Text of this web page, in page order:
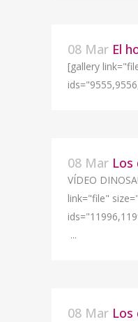
08 Mar El
[gallery
08 Mar Los
VÍDEO
link="file"
...
08 Mar Los